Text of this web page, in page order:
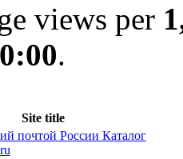
views per
.
Site title
почтой России Каталог